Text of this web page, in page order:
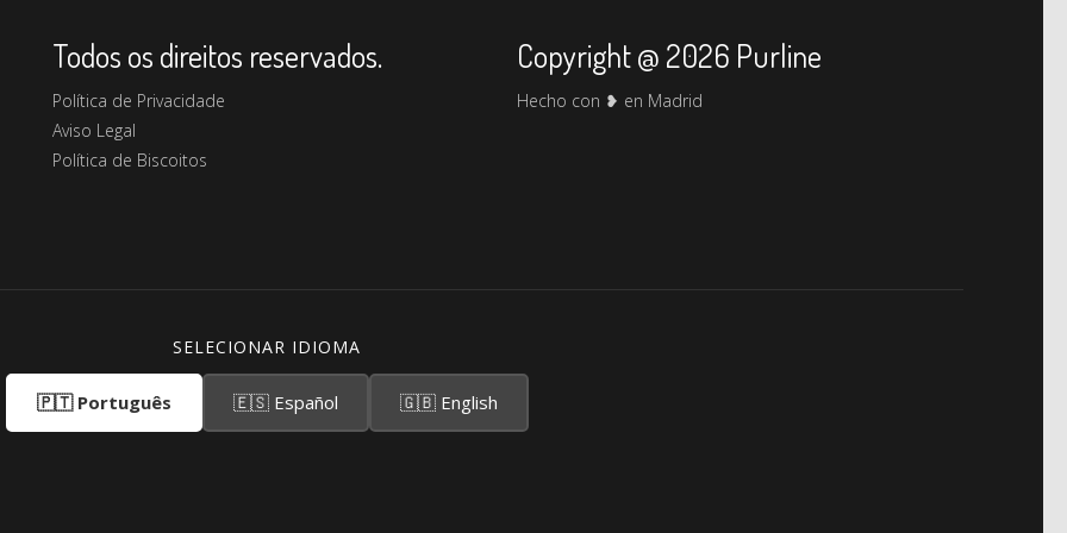
Todos os direitos reservados.
Política de Privacidade
Aviso Legal
Política de Biscoitos
Copyright @ 2026 Purline
Hecho con ❥ en Madrid
SELECIONAR IDIOMA
🇵🇹 Português 🇪🇸 Español 🇬🇧 English